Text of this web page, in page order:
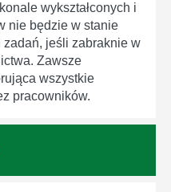
wykształconych i
nie będzie w stanie
jeśli zabraknie w
Zawsze
wszystkie
pracowników.